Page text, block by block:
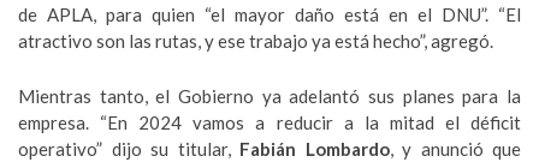
de APLA, para quien “el mayor daño está en el DNU”. “El
atractivo son las rutas, y ese trabajo ya está hecho”, agregó.
Mientras tanto, el Gobierno ya adelantó sus planes para la
empresa. “En 2024 vamos a reducir a la mitad el déficit
operativo” dijo su titular, Fabián Lombardo, y anunció que